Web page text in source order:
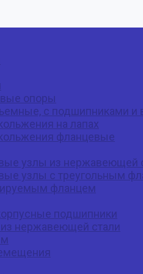
опоры
с подшипниками и
на лапах
фланцевые
узлы из нержавеющей
узлы с треугольным
фланцем
подшипники
нержавеющей стали